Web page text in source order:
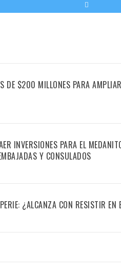
DE $200 MILLONES PARA
INVERSIONES PARA EL
Y CONSULADOS
¿ALCANZA CON RESISTIR EN